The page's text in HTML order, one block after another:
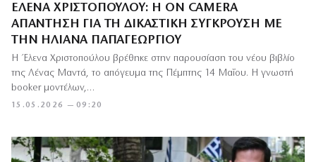
ΈΛΕΝΑ ΧΡΙΣΤΟΠΟΎΛΟΥ: Η ON CAMERA
ΑΠΆΝΤΗΣΗ ΓΙΑ ΤΗ ΔΙΚΑΣΤΙΚΉ ΣΎΓΚΡΟΥΣΗ ΜΕ
ΤΗΝ ΗΛΙΆΝΑ ΠΑΠΑΓΕΩΡΓΊΟΥ
15.05.2026 — 09:20
Η Έλενα Χριστοπούλου βρέθηκε στην παρουσίαση του νέου βιβλίο
της Λένας Μαντά, το απόγευμα της Πέμπτης 14 Μαΐου. Η γνωστή
booker μοντέλων,…